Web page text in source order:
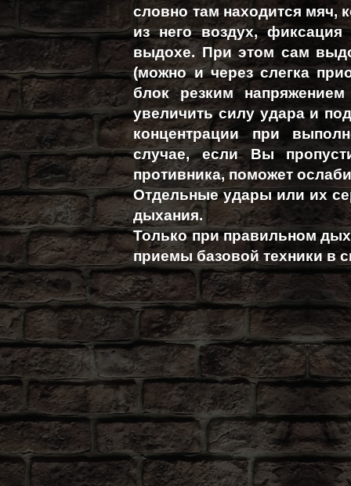
словно там находится мяч,
из него воздух,
выдохе. При этом сам
(можно и через слегка
блок резким
увеличить силу удара и
концентрации при
случае, если Вы
противника, поможет
Отдельные удары или их
дыхания.
Только при правильном
приемы базовой техники в